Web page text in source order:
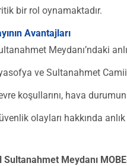
bir rol oynamaktadır.
Avantajları
Meydanı’ndaki
ve Sultanahmet
koşullarını, hava
olayları hakkında
Sultanahmet Meydanı